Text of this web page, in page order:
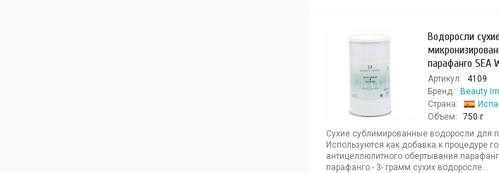
Водоросли
парафанго SEA
Артикул:
4109
Бренд:
Beauty
Страна:
Объем:
750 г
Сухие сублимированные водоросли для
Используются как добавка к процедуре
антицеллюлитного обертывания
парафанго - 3- грамм сухих водоросле...